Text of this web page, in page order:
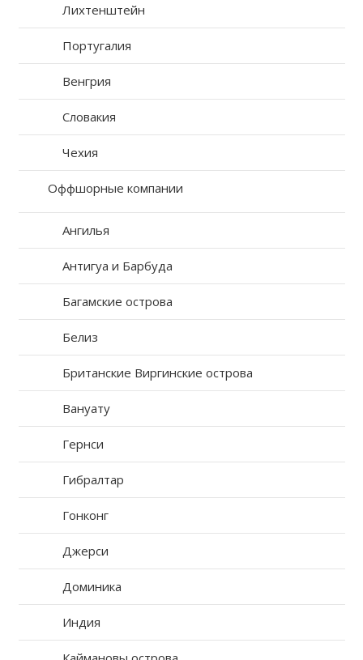
Лихтенштейн
Португалия
Венгрия
Словакия
Чехия
Оффшорные компании
Ангилья
Антигуа и Барбуда
Багамские острова
Белиз
Британские Виргинские острова
Вануату
Гернси
Гибралтар
Гонконг
Джерси
Доминика
Индия